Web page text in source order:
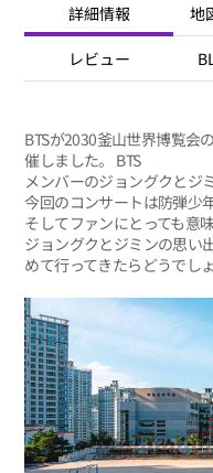
詳細情報 地
レビュー
BTSが2030釜山世界博覧会
催しました。 BTS
メンバーのジョングクとジ
今回のコンサートは防弾少
そしてファンにとっても意
ジョングクとジミンの思い
めて行ってきたらどうでし